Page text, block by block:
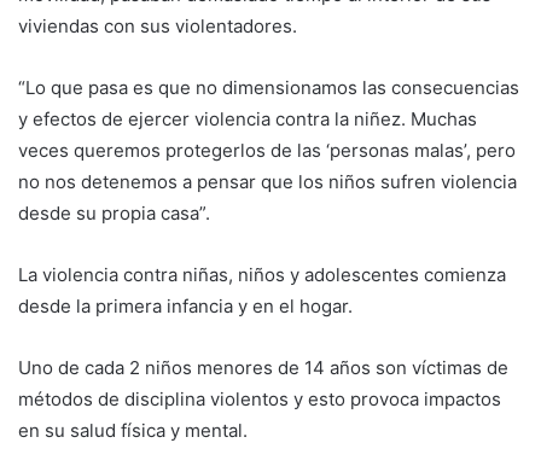
viviendas con sus violentadores.
“Lo que pasa es que no dimensionamos las consecuencias
y efectos de ejercer violencia contra la niñez. Muchas
veces queremos protegerlos de las ‘personas malas’, pero
no nos detenemos a pensar que los niños sufren violencia
desde su propia casa”.
La violencia contra niñas, niños y adolescentes comienza
desde la primera infancia y en el hogar.
Uno de cada 2 niños menores de 14 años son víctimas de
métodos de disciplina violentos y esto provoca impactos
en su salud física y mental.